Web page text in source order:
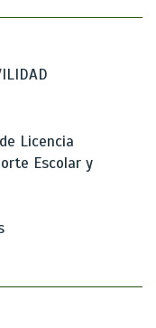
Licencia
Escolar y